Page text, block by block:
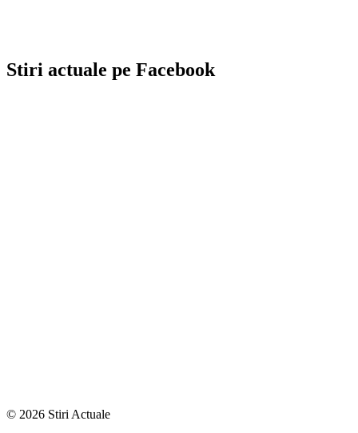
Stiri actuale pe Facebook
© 2026 Stiri Actuale